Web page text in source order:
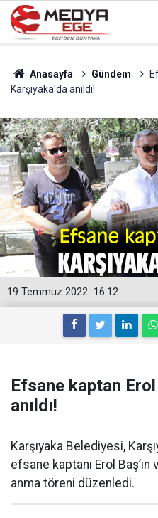
Anasayfa Gündem
Karşıyaka'da anıldı!
16:12
19 Temmuz 2022
Efsane kaptan
anıldı!
Karşıyaka Belediyesi,
efsane kaptanı Erol Baş’ın
anma töreni düzenledi.